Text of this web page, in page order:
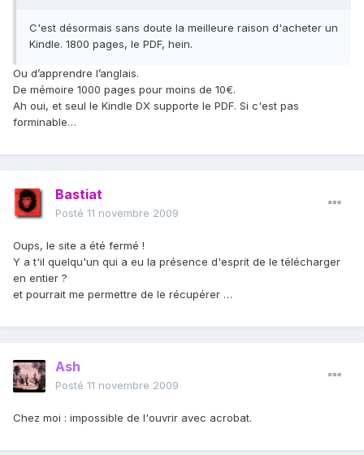
C'est désormais sans doute la meilleure raison d'acheter un
Kindle. 1800 pages, le PDF, hein.
Ou d’apprendre l’anglais.
De mémoire 1000 pages pour moins de 10€.
Ah oui, et seul le Kindle DX supporte le PDF. Si c'est pas
forminable…
Bastiat
Posté 11 novembre 2009
Oups, le site a été fermé !
Y a t'il quelqu'un qui a eu la présence d'esprit de le télécharger
en entier ?
et pourrait me permettre de le récupérer …
Ash
Posté 11 novembre 2009
Chez moi : impossible de l'ouvrir avec acrobat.